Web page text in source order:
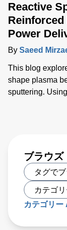
Reactive
Reinforced
Power
By Saeed
This blog
shape plasma
sputtering.
advanced
despite
effects with
a predictive
coatings.
ブラウズ
カテゴリー